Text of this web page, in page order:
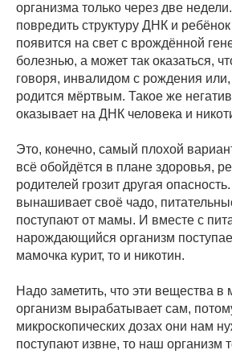
организма только через две
повредить структуру ДНК и
появится на свет с врождённой
болезнью, а может так оказаться,
говоря, инвалидом с рождения
родится мёртвым. Такое же
оказывает на ДНК человека и
Это, конечно, самый плохой
всё обойдётся в плане здоровья,
родителей грозит другая
вынашивает своё чадо,
поступают от мамы. И вместе с
нарождающийся организм
мамочка курит, то и никотин.
Надо заметить, что эти вещества
организм вырабатывает сам,
микроскопических дозах они нам
поступают извне, то наш организм